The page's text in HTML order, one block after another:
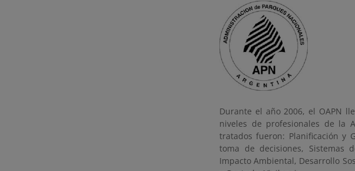
Durante el año 2006, el OAPN
niveles de profesionales de la
tratados fueron: Planificación y
toma de decisiones, Sistemas
Impacto Ambiental, Desarrollo